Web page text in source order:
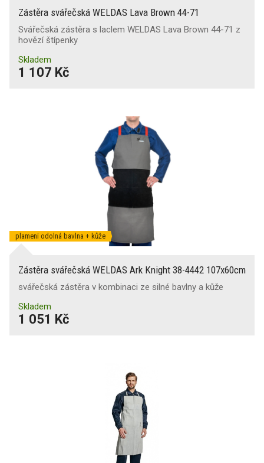
Zástěra svářečská WELDAS Lava Brown 44-71
Svářečská zástěra s laclem WELDAS Lava Brown 44-71 z
hovězí štípenky
Skladem
1 107 Kč
plameni odolná bavlna + kůže
Zástěra svářečská WELDAS Ark Knight 38-4442 107x60cm
svářečská zástěra v kombinaci ze silné bavlny a kůže
Skladem
1 051 Kč